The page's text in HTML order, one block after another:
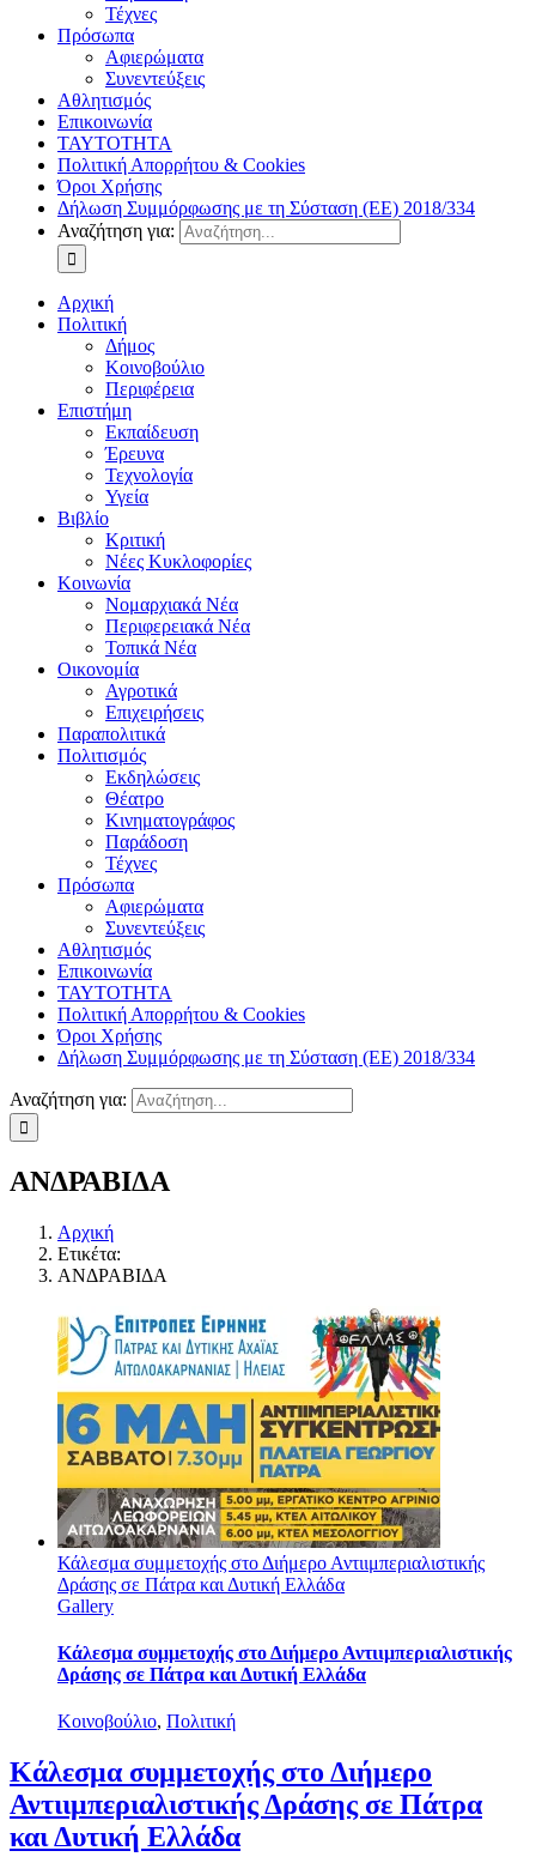
Τέχνες
Πρόσωπα
Αφιερώματα
Συνεντεύξεις
Αθλητισμός
Επικοινωνία
ΤΑΥΤΟΤΗΤΑ
Πολιτική Απορρήτου & Cookies
Όροι Χρήσης
Δήλωση Συμμόρφωσης με τη Σύσταση (ΕΕ) 2018/334
Αναζήτηση για:
Αρχική
Πολιτική
Δήμος
Κοινοβούλιο
Περιφέρεια
Επιστήμη
Εκπαίδευση
Έρευνα
Τεχνολογία
Υγεία
Βιβλίο
Κριτική
Νέες Κυκλοφορίες
Κοινωνία
Νομαρχιακά Νέα
Περιφερειακά Νέα
Τοπικά Νέα
Οικονομία
Αγροτικά
Επιχειρήσεις
Παραπολιτικά
Πολιτισμός
Εκδηλώσεις
Θέατρο
Κινηματογράφος
Παράδοση
Τέχνες
Πρόσωπα
Αφιερώματα
Συνεντεύξεις
Αθλητισμός
Επικοινωνία
ΤΑΥΤΟΤΗΤΑ
Πολιτική Απορρήτου & Cookies
Όροι Χρήσης
Δήλωση Συμμόρφωσης με τη Σύσταση (ΕΕ) 2018/334
Αναζήτηση για:
ΑΝΔΡΑΒΙΔΑ
Αρχική
Ετικέτα:
ΑΝΔΡΑΒΙΔΑ
Κάλεσμα συμμετοχής στο Διήμερο Αντιιμπεριαλιστικής
Δράσης σε Πάτρα και Δυτική Ελλάδα
Gallery
Κάλεσμα συμμετοχής στο Διήμερο Αντιιμπεριαλιστικής
Δράσης σε Πάτρα και Δυτική Ελλάδα
Κοινοβούλιο, Πολιτική
Κάλεσμα συμμετοχής στο Διήμερο
Αντιιμπεριαλιστικής Δράσης σε Πάτρα
και Δυτική Ελλάδα